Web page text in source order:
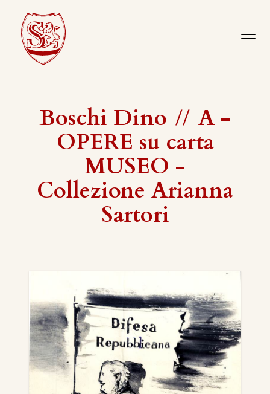
Boschi Dino // A -
OPERE su carta
MUSEO -
Collezione Arianna
Sartori